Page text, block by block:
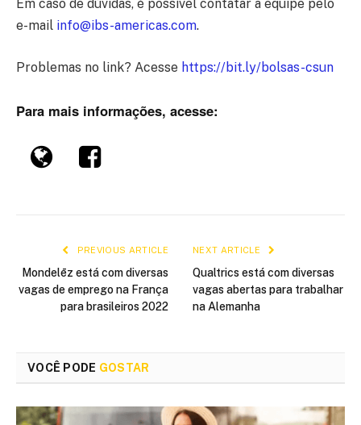
Em caso de dúvidas, é possível contatar a equipe pelo
e-mail info@ibs-americas.com.
Problemas no link? Acesse https://bit.ly/bolsas-csun
Para mais informações, acesse:
PREVIOUS ARTICLE
Mondelēz está com diversas
vagas de emprego na França
para brasileiros 2022
NEXT ARTICLE
Qualtrics está com diversas
vagas abertas para trabalhar
na Alemanha
VOCÊ PODE GOSTAR